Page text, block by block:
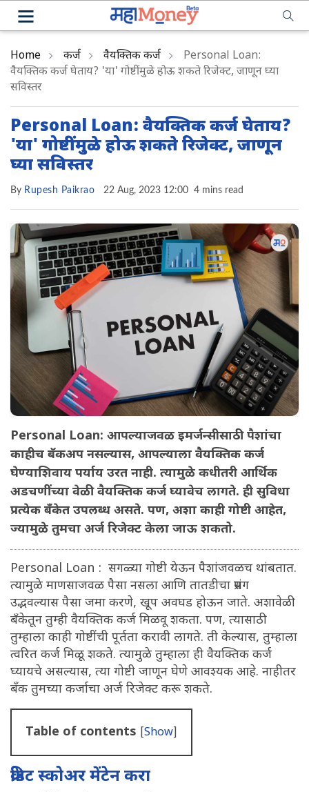
Home कर्ज वैयक्तिक कर्ज
Personal Loan:
वैयक्तिक कर्ज घेताय? 'या' गोष्टींमुळे होऊ शकते रिजेक्ट, जाणून घ्या
सविस्तर
Personal Loan: वैयक्तिक कर्ज घेताय?
'या' गोष्टींमुळे होऊ शकते रिजेक्ट, जाणून
घ्या सविस्तर
By Rupesh Paikrao 22 Aug, 2023 12:00 4 mins read
Personal Loan: आपल्याजवळ इमर्जन्सीसाठी पैशांचा
काहीच बॅकअप नसल्यास, आपल्याला वैयक्तिक कर्ज
घेण्याशिवाय पर्याय उरत नाही. त्यामुळे कधीतरी आर्थिक
अडचणींच्या वेळी वैयक्तिक कर्ज घ्यावेच लागते. ही सुविधा
प्रत्येक बँकेत उपलब्ध असते. पण, अशा काही गोष्टी आहेत,
ज्यामुळे तुमचा अर्ज रिजेक्ट केला जाऊ शकतो.
Personal Loan : सगळ्या गोष्टी येऊन पैशांजवळच थांबतात.
त्यामुळे माणसाजवळ पैसा नसला आणि तातडीचा प्रसंग
उद्भवल्यास पैसा जमा करणे, खूप अवघड होऊन जाते. अशावेळी
बँकेतून तुम्ही वैयक्तिक कर्ज मिळवू शकता. पण, त्यासाठी
तुम्हाला काही गोष्टींची पूर्तता करावी लागते. ती केल्यास, तुम्हाला
त्वरित कर्ज मिळू शकते. त्यामुळे तुम्हाला ही वैयक्तिक कर्ज
घ्यायचे असल्यास, त्या गोष्टी जाणून घेणे आवश्यक आहे. नाहीतर
बॅंक तुमच्या कर्जाचा अर्ज रिजेक्ट करू शकते.
Table of contents [Show]
क्रेडिट स्कोअर मेंटेन करा